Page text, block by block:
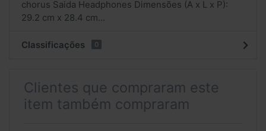
chorus Saida Headphones Dimensões (A x L x P):
29.2 cm x 28.4 cm...
Classificações 0
Clientes que compraram este
item também compraram